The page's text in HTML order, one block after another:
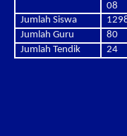
08
Jumlah Siswa
Jumlah Guru
80
Jumlah Tendik
24